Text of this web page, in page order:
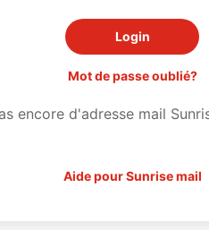
Mot de passe oublié?
encore d'adresse mail
Aide pour Sunrise mail